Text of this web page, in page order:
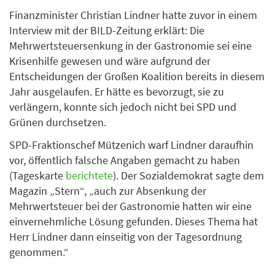
Finanzminister Christian Lindner hatte zuvor in einem
Interview mit der BILD-Zeitung erklärt: Die
Mehrwertsteuersenkung in der Gastronomie sei eine
Krisenhilfe gewesen und wäre aufgrund der
Entscheidungen der Großen Koalition bereits in diesem
Jahr ausgelaufen. Er hätte es bevorzugt, sie zu
verlängern, konnte sich jedoch nicht bei SPD und
Grünen durchsetzen.
SPD-Fraktionschef Mützenich warf Lindner daraufhin
vor, öffentlich falsche Angaben gemacht zu haben
(Tageskarte berichtete). Der Sozialdemokrat sagte dem
Magazin „Stern“, „auch zur Absenkung der
Mehrwertsteuer bei der Gastronomie hatten wir eine
einvernehmliche Lösung gefunden. Dieses Thema hat
Herr Lindner dann einseitig von der Tagesordnung
genommen.“